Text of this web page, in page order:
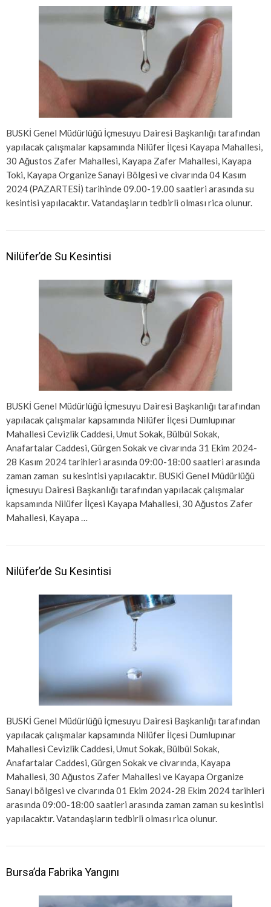
BUSKİ Genel Müdürlüğü İçmesuyu Dairesi Başkanlığı tarafından
yapılacak çalışmalar kapsamında Nilüfer İlçesi Kayapa Mahallesi,
30 Ağustos Zafer Mahallesi, Kayapa Zafer Mahallesi, Kayapa
Toki, Kayapa Organize Sanayi Bölgesi ve civarında 04 Kasım
2024 (PAZARTESİ) tarihinde 09.00-19.00 saatleri arasında su
kesintisi yapılacaktır. Vatandaşların tedbirli olması rica olunur.
Nilüfer’de Su Kesintisi
BUSKİ Genel Müdürlüğü İçmesuyu Dairesi Başkanlığı tarafından
yapılacak çalışmalar kapsamında Nilüfer İlçesi Dumlupınar
Mahallesi Cevizlik Caddesi, Umut Sokak, Bülbül Sokak,
Anafartalar Caddesi, Gürgen Sokak ve civarında 31 Ekim 2024-
28 Kasım 2024 tarihleri arasında 09:00-18:00 saatleri arasında
zaman zaman su kesintisi yapılacaktır. BUSKİ Genel Müdürlüğü
İçmesuyu Dairesi Başkanlığı tarafından yapılacak çalışmalar
kapsamında Nilüfer İlçesi Kayapa Mahallesi, 30 Ağustos Zafer
Mahallesi, Kayapa …
Nilüfer’de Su Kesintisi
BUSKİ Genel Müdürlüğü İçmesuyu Dairesi Başkanlığı tarafından
yapılacak çalışmalar kapsamında Nilüfer İlçesi Dumlupınar
Mahallesi Cevizlik Caddesi, Umut Sokak, Bülbül Sokak,
Anafartalar Caddesi, Gürgen Sokak ve civarında, Kayapa
Mahallesi, 30 Ağustos Zafer Mahallesi ve Kayapa Organize
Sanayi bölgesi ve civarında 01 Ekim 2024-28 Ekim 2024 tarihleri
arasında 09:00-18:00 saatleri arasında zaman zaman su kesintisi
yapılacaktır. Vatandaşların tedbirli olması rica olunur.
Bursa’da Fabrika Yangını